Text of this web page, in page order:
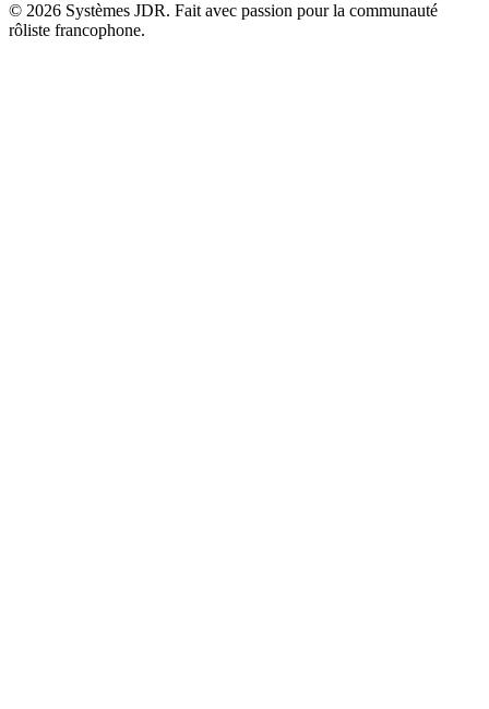
© 2026 Systèmes JDR. Fait avec passion pour la communauté
rôliste francophone.